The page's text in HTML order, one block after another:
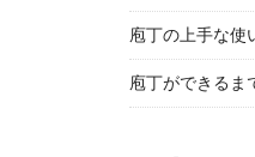
庖丁の上手な使
庖丁ができるま